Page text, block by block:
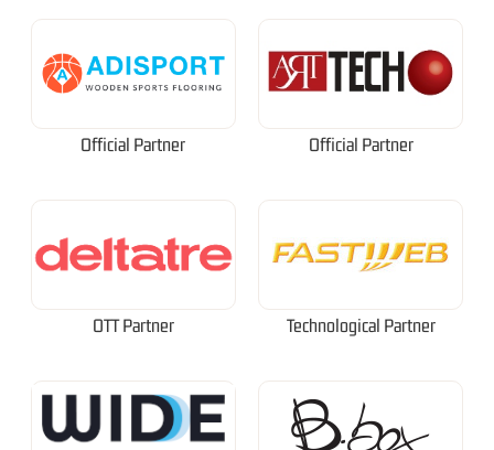
Official Partner Official Partner
OTT Partner Technological Partner